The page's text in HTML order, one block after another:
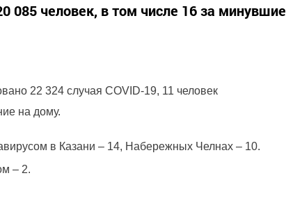
085 человек, в том числе 16 за минувшие
22 324 случая COVID-19, 11 человек
на дому.
в Казани – 14, Набережных Челнах – 10.
– 2.